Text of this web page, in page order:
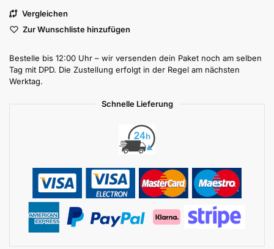
Vergleichen
Zur Wunschliste hinzufügen
Bestelle bis 12:00 Uhr – wir versenden dein Paket noch am selben
Tag mit DPD. Die Zustellung erfolgt in der Regel am nächsten
Werktag.
Schnelle Lieferung